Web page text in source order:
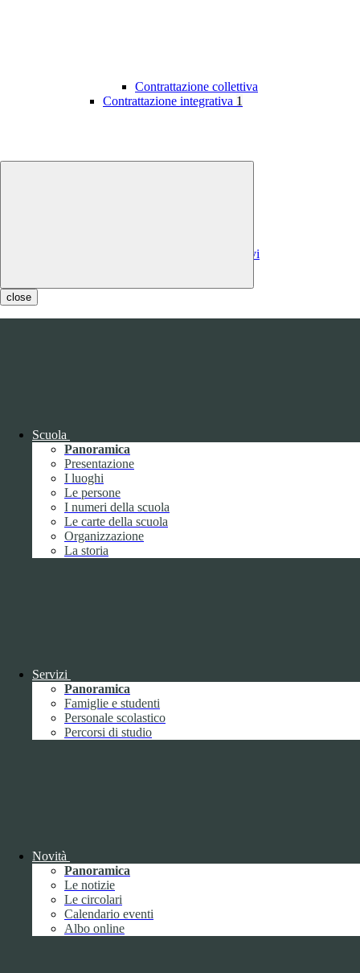
close
Scuola
Panoramica
Presentazione
I luoghi
Le persone
I numeri della scuola
Le carte della scuola
Organizzazione
La storia
Servizi
Panoramica
Famiglie e studenti
Personale scolastico
Percorsi di studio
Novità
Panoramica
Le notizie
Le circolari
Calendario eventi
Albo online
Contrattazione collettiva
Contrattazione integrativa 1
Costi contratti integrativi
Bandi di concorso
Bandi di concorso (da pubblicare in
tabelle)
Performance1
Sistema di misurazione e valutazione della
performance